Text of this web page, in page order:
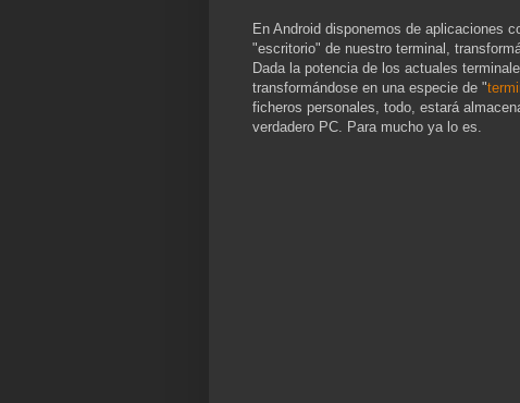
En Android disponemos de aplicaciones
"escritorio" de nuestro terminal,
Dada la potencia de los actuales
transformándose en una especie de "
ficheros personales, todo, estará
verdadero PC. Para mucho ya lo es.